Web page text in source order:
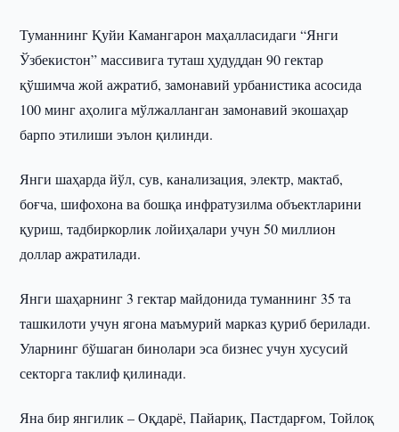
Туманнинг Қуйи Камангарон маҳалласидаги “Янги
Ўзбекистон” массивига туташ ҳудуддан 90 гектар
қўшимча жой ажратиб, замонавий урбанистика асосида
100 минг аҳолига мўлжалланган замонавий экошаҳар
барпо этилиши эълон қилинди.
Янги шаҳарда йўл, сув, канализация, электр, мактаб,
боғча, шифохона ва бошқа инфратузилма объектларини
қуриш, тадбиркорлик лойиҳалари учун 50 миллион
доллар ажратилади.
Янги шаҳарнинг 3 гектар майдонида туманнинг 35 та
ташкилоти учун ягона маъмурий марказ қуриб берилади.
Уларнинг бўшаган бинолари эса бизнес учун хусусий
секторга таклиф қилинади.
Яна бир янгилик – Оқдарё, Пайариқ, Пастдарғом, Тойлоқ